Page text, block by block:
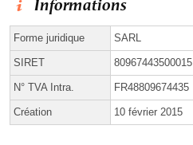
Informations
Forme juridique SARL
SIRET 80967443500015
N° TVA Intra. FR48809674435
Création 10 février 2015